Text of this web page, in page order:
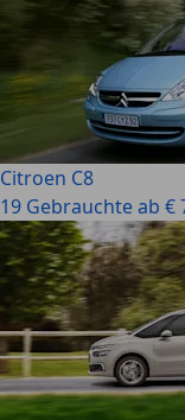
Citroen C8
19 Gebrauchte ab €